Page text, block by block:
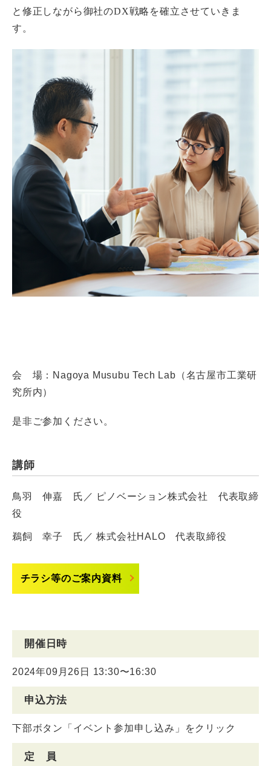
と修正しながら御社のDX戦略を確立させていきま
す。
会 場：Nagoya Musubu Tech Lab（名古屋市工業研
究所内）
是非ご参加ください。
講師
鳥羽 伸嘉 氏／ ピノベーション株式会社 代表取締
役
鵜飼 幸子 氏／ 株式会社HALO 代表取締役
チラシ等のご案内資料
開催日時
2024年09月26日 13:30〜16:30
申込方法
下部ボタン「イベント参加申し込み」をクリック
定 員